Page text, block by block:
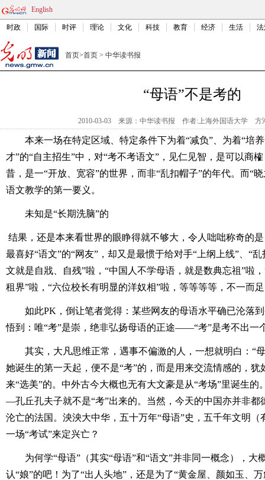
English
时政 国际 时评 理论 文化 科技 教育 经济 生活
首页>首页 > 中华读书报
“母语”不是考的
2010-03-03 来源：中华读书报 作者:上海外国语大学 方
本来一场在特定区域、特定条件下为着“减负”、为着“培
才”的“自主招生”中，对“考不考语文”，见仁见智，是可以商
昔，是一“开放、宽容”的世界，而非“乱扣帽子”的年代。而“
语文教学的第一要义。
未知是“长期洗脑”的
结果，还是本来看世界的眼睁得就不够大，令人咄咄称奇的
最喜好“语文”的“网友”，却又是最惯于给对手“上纲上线”、“
文就是自戕、自残”啦，“中国人不学母语，就是数典忘祖”啦
租界”啦，“六位校长有明显的洋奴相”啦，等等等等，不一而
如此PK，倒让笔者觉得：某些网友的母语水平确已沦落
悟到：唯“考”是崇，绝非弘扬母语的正途――“考”是考不出一
其实，大凡思维正常，遇事不偏激的人，一想就明白：“
她诞生的第一天起，便不是“考”的，而是用来交流情感的，犹
来“选美”的。中外古今大概也无有大文豪是从“考场”里诞生
―孔丘孔夫子就不是“考”出来的。当然，今天的中国亦并非都
沦亡的法国。泱泱大中华，五十万年“母语”史，五千年文明（
一场“考试”来定兴亡？
为何学“母语”（其实“母语”和“语文”并非同一概念），大
认“娘”的吧！为了“出人头地”，还是为了“黄金屋、颜如玉、